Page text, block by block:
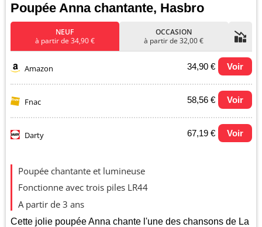
Poupée Anna chantante, Hasbro
NEUF
à partir de 34,90 €
OCCASION
à partir de 32,00 €
Amazon 34,90 € Voir
Fnac 58,56 € Voir
Darty 67,19 € Voir
Evolution du prix le plus bas (neuf):
50
60
Poupée chantante et lumineuse
Fonctionne avec trois piles LR44
A partir de 3 ans
Cette jolie poupée Anna chante l'une des chansons de La